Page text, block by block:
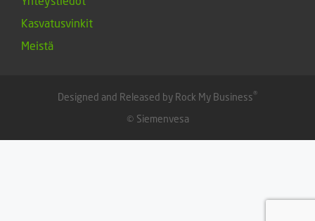
Kasvatusvinkit
Meistä
Designed and Released by Rock My Business®
© Siemenvesa